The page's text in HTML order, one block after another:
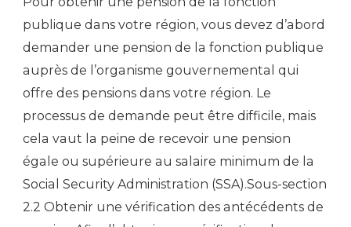
publique dans votre région, vous devez d’abord
demander une pension de la fonction publique
auprès de l’organisme gouvernemental qui
offre des pensions dans votre région. Le
processus de demande peut être difficile, mais
cela vaut la peine de recevoir une pension
égale ou supérieure au salaire minimum de la
Social Security Administration (SSA).Sous-section
2.2 Obtenir une vérification des antécédents de